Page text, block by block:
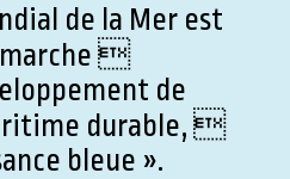
de la Mer est

de
durable, 
bleue ».